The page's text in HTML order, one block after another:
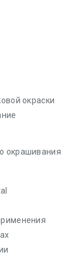
окраски
окрашивания